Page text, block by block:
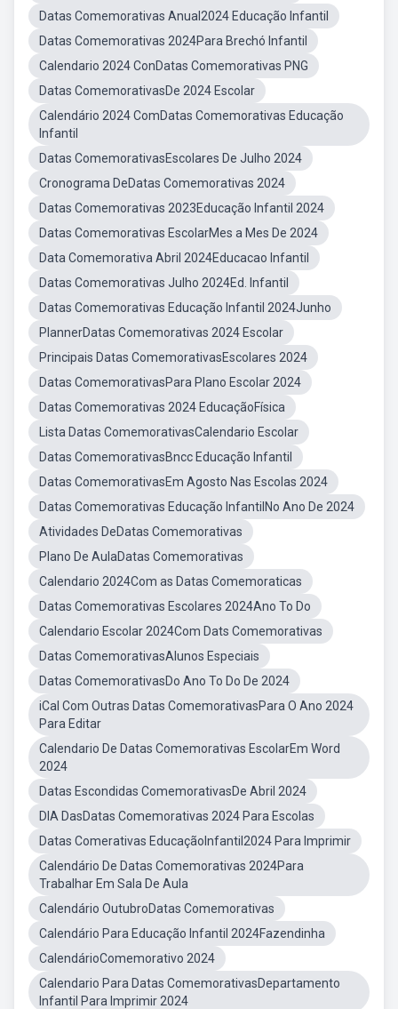
Datas Comemorativas Anual2024 Educação Infantil
Datas Comemorativas 2024Para Brechó Infantil
Calendario 2024 ConDatas Comemorativas PNG
Datas ComemorativasDe 2024 Escolar
Calendário 2024 ComDatas Comemorativas Educação
Infantil
Datas ComemorativasEscolares De Julho 2024
Cronograma DeDatas Comemorativas 2024
Datas Comemorativas 2023Educação Infantil 2024
Datas Comemorativas EscolarMes a Mes De 2024
Data Comemorativa Abril 2024Educacao Infantil
Datas Comemorativas Julho 2024Ed. Infantil
Datas Comemorativas Educação Infantil 2024Junho
PlannerDatas Comemorativas 2024 Escolar
Principais Datas ComemorativasEscolares 2024
Datas ComemorativasPara Plano Escolar 2024
Datas Comemorativas 2024 EducaçãoFísica
Lista Datas ComemorativasCalendario Escolar
Datas ComemorativasBncc Educação Infantil
Datas ComemorativasEm Agosto Nas Escolas 2024
Datas Comemorativas Educação InfantilNo Ano De 2024
Atividades DeDatas Comemorativas
Plano De AulaDatas Comemorativas
Calendario 2024Com as Datas Comemoraticas
Datas Comemorativas Escolares 2024Ano To Do
Calendario Escolar 2024Com Dats Comemorativas
Datas ComemorativasAlunos Especiais
Datas ComemorativasDo Ano To Do De 2024
iCal Com Outras Datas ComemorativasPara O Ano 2024
Para Editar
Calendario De Datas Comemorativas EscolarEm Word
2024
Datas Escondidas ComemorativasDe Abril 2024
DIA DasDatas Comemorativas 2024 Para Escolas
Datas Comerativas EducaçãoInfantil2024 Para Imprimir
Calendário De Datas Comemorativas 2024Para
Trabalhar Em Sala De Aula
Calendário OutubroDatas Comemorativas
Calendário Para Educação Infantil 2024Fazendinha
CalendárioComemorativo 2024
Calendario Para Datas ComemorativasDepartamento
Infantil Para Imprimir 2024